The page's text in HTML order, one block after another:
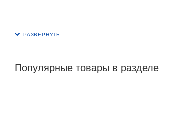
Популярные товары в разделе